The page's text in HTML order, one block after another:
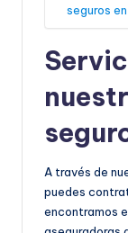
seguros
A través de
puedes
encontramos